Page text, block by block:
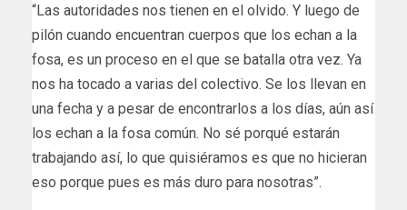
“Las autoridades nos tienen en el olvido. Y luego de
pilón cuando encuentran cuerpos que los echan a la
fosa, es un proceso en el que se batalla otra vez. Ya
nos ha tocado a varias del colectivo. Se los llevan en
una fecha y a pesar de encontrarlos a los días, aún así
los echan a la fosa común. No sé porqué estarán
trabajando así, lo que quisiéramos es que no hicieran
eso porque pues es más duro para nosotras”.